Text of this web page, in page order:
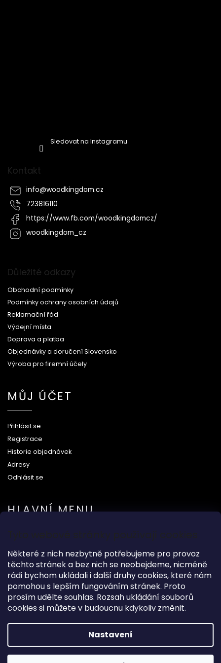
Tyto webové stránky používají cookies
Některé z nich nezbytně potřebujeme pro provoz
těchto stránek a bez nich se neobejdeme, nicméně
rádi bychom ukládali i další druhy cookies, které nám
pomohou s lepším fungováním stránek. Proto
prosím udělte souhlas. Rozsah ukládání souborů
cookies si můžete v budoucnu kdykoliv změnit.
Nastavení
Sledovat na Instagramu
Kontakt
info@woodkingdom.cz
723816110
https://www.fb.com/woodkingdomcz/
woodkingdom_cz
Důležité odkazy
Obchodní podmínky
Podmínky ochrany osobních údajů
Reklamační řád
Výdejní místa
Doprava a platba
Objednávky a doručení Slovensko
Výroba pro firemní účely
MŮJ ÚČET
Přihlásit se
Registrace
Historie objednávek
Adresy
Odhlásit se
HLAVNÍ MENU
Na svatbu
Dárkové předměty
Módní doplňky
O nás
Wood Kingdom . Všechna práva vyhrazena.